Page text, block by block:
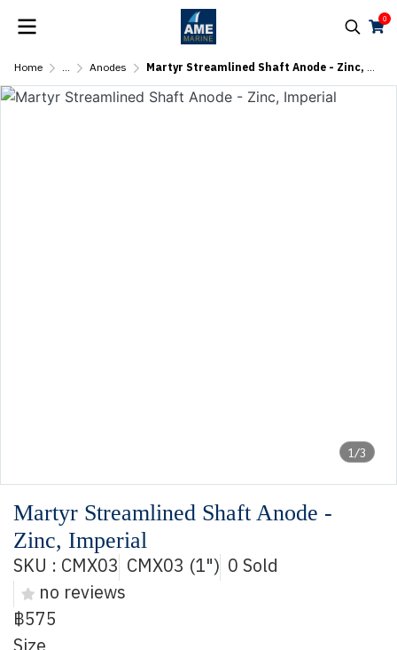
0
Home ... Anodes Martyr Streamlined Shaft Anode - Zinc, Imperial
1/3
Martyr Streamlined Shaft Anode -
Zinc, Imperial
SKU : CMX03 CMX03 (1") 0 Sold
no reviews
฿575